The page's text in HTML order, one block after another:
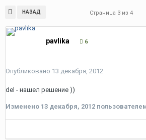
НАЗАД Страница 3 из 4
pavlika 6
Опубликовано 13 декабря, 2012
del - нашел решение ))
Изменено 13 декабря, 2012